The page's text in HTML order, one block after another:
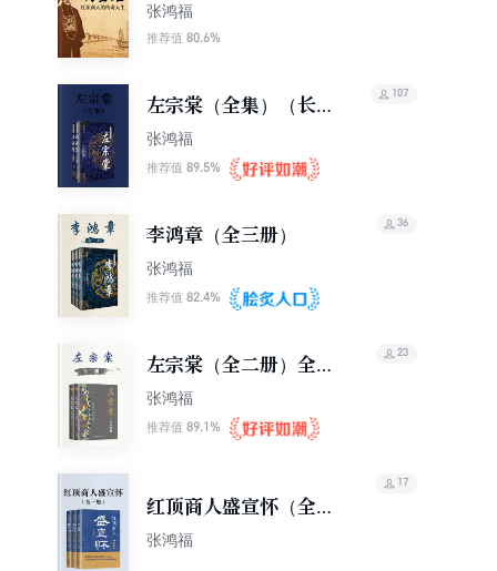
张鸿福
推荐值 80.6%
左宗棠（全集）（长篇
历史小说经典书系）
张鸿福
推荐值 89.5%
107
李鸿章（全三册）
张鸿福
推荐值 82.4%
36
左宗棠（全二册）全新
修订珍藏版
张鸿福
推荐值 89.1%
23
红顶商人盛宣怀（全三
册）
张鸿福
17